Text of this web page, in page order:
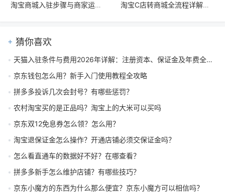
淘宝商城入驻步骤与商家运营实战指南，从开店到引流全解析
淘宝C店转商城全流程详解：所需手续、材料与资质要求
猜你喜欢
天猫入驻条件与费用2026年详解：注册资本、保证金及年费全解析
京东钱包怎么用？新手入门使用教程全攻略
拼多多投诉几次会封号？有哪些惩罚？
农村淘宝买的是正品吗？淘宝上的大米可以买吗
京东双12免息券怎么领？怎么用？
淘宝退保证金怎么操作？开通店铺必须交保证金吗？
怎么看直通车的数据好不好？在哪查看？
拼多多新手怎么维护店铺？有哪些技巧？
京东小魔方的东西为什么那么便宜？京东小魔方可以相信吗？